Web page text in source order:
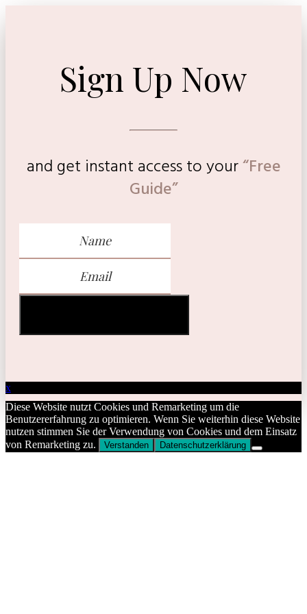
Sign Up Now
and get instant access toyour“Free
Guide”
x
Diese Website nutzt Cookies und Remarketing um die
Benutzererfahrung zu optimieren. Wenn Sie weiterhin diese Website
nutzen stimmen Sie der Verwendung von Cookies und dem Einsatz
von Remarketing zu.
Verstanden Datenschutzerklärung